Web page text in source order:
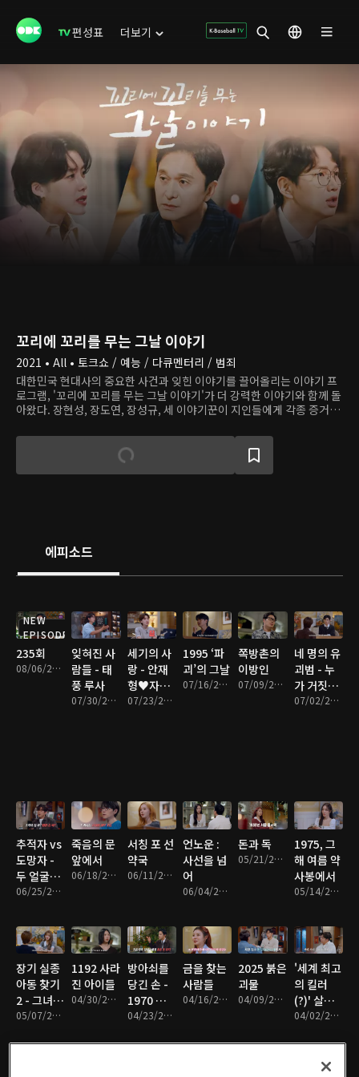
편성표 더보기
꼬리에 꼬리를 무는 그날 이야기
2021 • All • 토크쇼 / 예능 / 다큐멘터리 / 범죄
대한민국 현대사의 중요한 사건과 잊힌 이야기를 끌어올리는 이야기 프
로그램, '꼬리에 꼬리를 무는 그날 이야기'가 더 강력한 이야기와 함께 돌
아왔다. 장현성, 장도연, 장성규, 세 이야기꾼이 지인들에게 각종 증거와
그날로 초대한다.
에피소드
NEW
EPISODE
235회
08/06/2026 • 1시간 23분
잊혀진 사
람들 - 태
풍 루사
07/30/2026 • 1시간 14분
세기의 사
랑 - 안재
형♥자오
즈민
07/23/2026 • 1시간 25분
1995 ‘파
괴’의 그날
07/16/2026 • 1시간 14분
쪽방촌의
이방인
07/09/2026 • 1시간 22분
네 명의 유
괴범 - 누
가 거짓을
말하는가07/02/2026 • 1시간 18분
추적자 vs
도망자 -
두 얼굴의
남자
06/25/2026 • 1시간 18분
죽음의 문
앞에서
06/18/2026 • 1시간 24분
서칭 포 선
약국
06/11/2026 • 1시간 26분
언노운 :
사선을 넘
어
06/04/2026 • 1시간 18분
돈과 독
05/21/2026 • 1시간 8분
1975, 그
해 여름 약
사봉에서
05/14/2026 • 1시간 16분
장기 실종
아동 찾기
2 - 그녀를
찾습니다05/07/2026 • 1시간 18분
1192 사라
진 아이들
04/30/2026 • 1시간 24분
방아쇠를
당긴 손 -
1970 강변
3로 피살04/23/2026 • 1시간 14분
금을 찾는
사람들
04/16/2026 • 1시간 11분
2025 붉은
괴물
04/09/2026 • 1시간 20분
'세계 최고
의 킬러
(?)' 살인
자와 조종
04/02/2026 • 1시간 18분